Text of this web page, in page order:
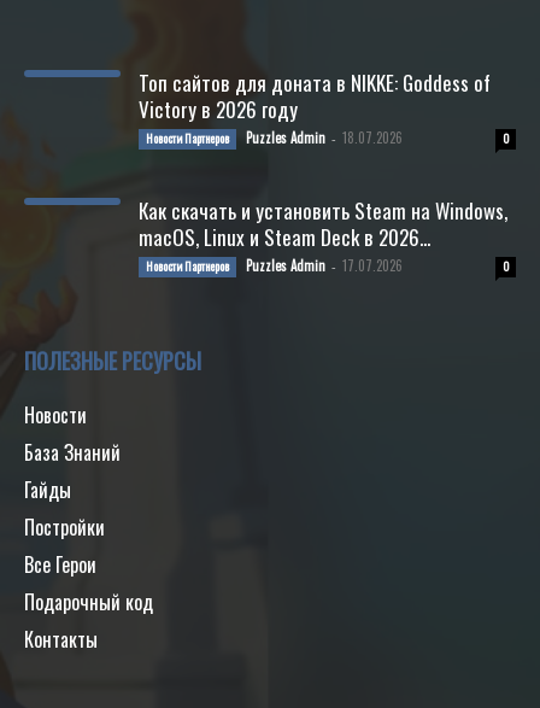
Топ сайтов для доната в NIKKE: Goddess of
Victory в 2026 году
Новости Партнеров Puzzles Admin - 18.07.2026 0
Как скачать и установить Steam на Windows,
macOS, Linux и Steam Deck в 2026...
Новости Партнеров Puzzles Admin - 17.07.2026 0
ПОЛЕЗНЫЕ РЕСУРСЫ
Новости
База Знаний
Гайды
Постройки
Все Герои
Подарочный код
Контакты